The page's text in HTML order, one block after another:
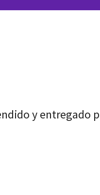
y entregado